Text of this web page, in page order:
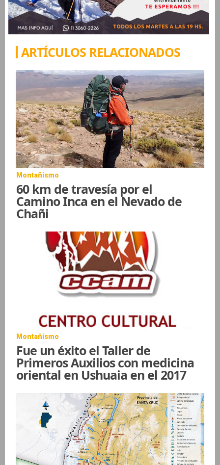
ARTÍCULOS RELACIONADOS
Montañismo
60 km de travesía por el
Camino Inca en el Nevado de
Chañi
Montañismo
Fue un éxito el Taller de
Primeros Auxilios con medicina
oriental en Ushuaia en el 2017